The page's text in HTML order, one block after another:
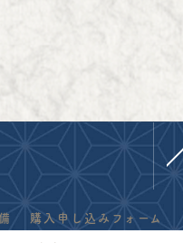
購入申し込みフォーム